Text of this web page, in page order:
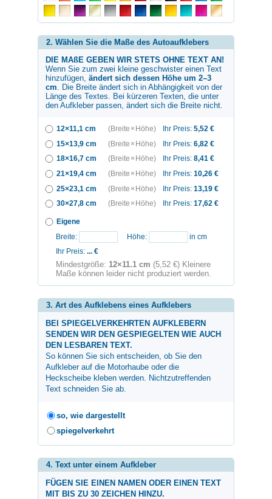
2. Wählen Sie die Maße des Autoaufklebers
DIE MAßE GEBEN WIR STETS OHNE TEXT AN!
Wenn Sie zum zwei kleine geschwistereinen Text
hinzufügen, ändert sich dessen Höhe um 2–3
cm . Die Breite ändert sich in Abhängigkeit von der
Länge des Textes. Bei kürzeren Texten, die unter
den Aufkleber passen, ändert sich die Breite nicht.
12×11,1 cm (Breite × Höhe) Ihr Preis: 5,52 €
15×13,9 cm
(Breite × Höhe) Ihr Preis: 6,82 €
18×16,7 cm
(Breite × Höhe) Ihr Preis: 8,41 €
21×19,4 cm
(Breite × Höhe) Ihr Preis: 10,26 €
25×23,1 cm
(Breite × Höhe) Ihr Preis: 13,19 €
30×27,8 cm
(Breite × Höhe) Ihr Preis: 17,62 €
Eigene
Breite:
Höhe:
in cm
Ihr Preis: ... €
Mindestgröße: 12×11.1 cm (5,52 €) Kleinere
Maße können leider nicht produziert werden.
3. Art des Aufklebens eines Aufklebers
BEI SPIEGELVERKEHRTEN AUFKLEBERN
SENDEN WIR DEN GESPIEGELTEN WIE AUCH
DEN LESBAREN TEXT.
So können Sie sich entscheiden, ob Sie den
Aufkleber auf die Motorhaube oder die
Heckscheibe kleben werden. Nichtzutreffenden
Text schneiden Sie ab.
so, wie dargestellt
spiegelverkehrt
4. Text unter einem Aufkleber
FÜGEN SIE EINEN NAMEN ODER EINEN TEXT
MIT BIS ZU 30 ZEICHEN HINZU.